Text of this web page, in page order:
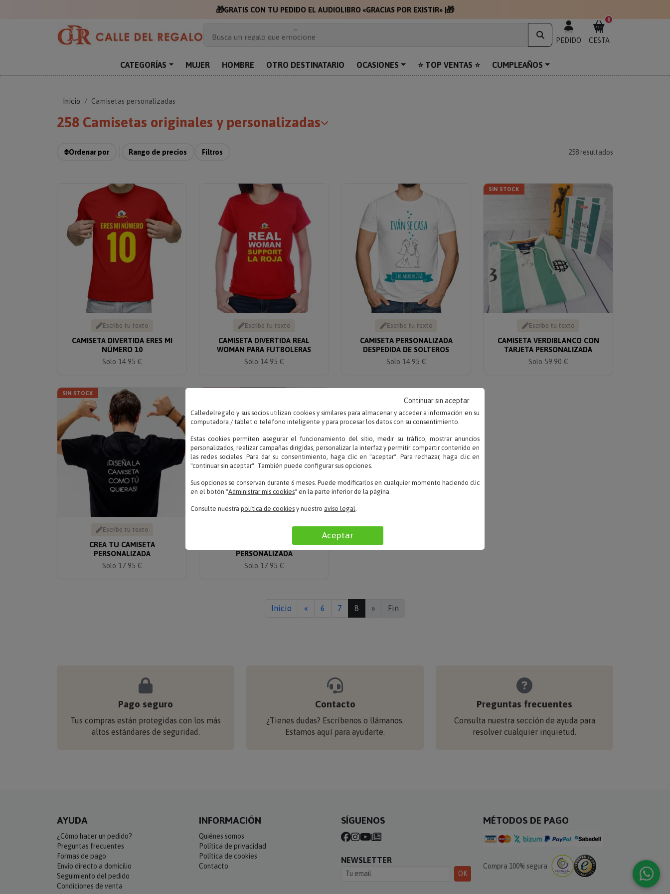
🎁GRATIS CON TU PEDIDO EL AUDIOLIBRO «GRACIAS POR EXISTIR» 🎁
Busca un regalo que emocione
Regalos personalizados para sorprender
MI
PEDIDO
0
MI
CESTA
CATEGORÍAS MUJER HOMBRE OTRO DESTINATARIO OCASIONES ⭐ TOP VENTAS ⭐ CUMPLEAÑOS
Inicio Camisetas personalizadas
258 Camisetas originales y personalizadas
Ordenar por Rango de precios Filtros 258 resultados
Escribe tu texto
CAMISETA DIVERTIDA ERES MI
NÚMERO 10
Solo 14.95 €
Escribe tu texto
CAMISETA DIVERTIDA REAL
WOMAN PARA FUTBOLERAS
Solo 14.95 €
Escribe tu texto
CAMISETA PERSONALIZADA
DESPEDIDA DE SOLTEROS
Solo 14.95 €
SIN STOCK
Escribe tu texto
CAMISETA VERDIBLANCO CON
TARJETA PERSONALIZADA
Solo 59.90 €
SIN STOCK
Escribe tu texto
CREA TU CAMISETA
PERSONALIZADA
Solo 17.95 €
DISEÑA TU CAMISETA
PERSONALIZADA
Solo 17.95 €
Inicio « 6 7 8 » Fin
Pago seguro
Tus compras están protegidas con los más
altos estándares de seguridad.
Contacto
¿Tienes dudas? Escríbenos o llámanos.
Estamos aquí para ayudarte.
Preguntas frecuentes
Consulta nuestra sección de ayuda para
resolver cualquier inquietud.
AYUDA
¿Cómo hacer un pedido?
Preguntas frecuentes
Formas de pago
Envío directo a domicilio
Seguimiento del pedido
Condiciones de venta
INFORMACIÓN
Quiénes somos
Política de privacidad
Política de cookies
Contacto
SÍGUENOS
NEWSLETTER
OK
MÉTODOS DE PAGO
Compra 100% segura
Calledelregalo y sus socios utilizan cookies y similares para almacenar y acceder a información en su
computadora / tablet o teléfono inteligente y para procesar los datos con su consentimiento.
Estas cookies permiten asegurar el funcionamiento del sitio, medir su tráfico, mostrar anuncios
personalizados, realizar campañas dirigidas, personalizar la interfaz y permitir compartir contenido en
las redes sociales. Para dar su consentimiento, haga clic en "aceptar". Para rechazar, haga clic en
"continuar sin aceptar". También puede configurar sus opciones.
Sus opciones se conservan durante 6 meses. Puede modificarlos en cualquier momento haciendo clic
en el botón "Administrar mis cookies" en la parte inferior de la página.
Consulte nuestra política de cookies y nuestro aviso legal
Aceptar
Continuar sin aceptar